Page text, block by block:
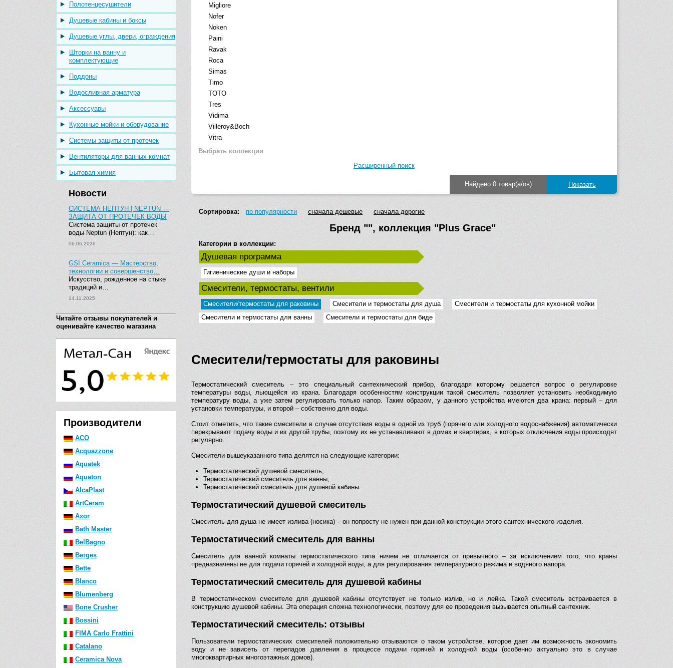
Полотенцесушители
Душевые кабины и боксы
Душевые углы, двери, ограждения
Шторки на ванну и
комплектующие
Поддоны
Водосливная арматура
Аксессуары
Кухонные мойки и оборудование
Системы защиты от протечек
Вентиляторы для ванных комнат
Бытовая химия
Новости
СИСТЕМА НЕПТУН | NEPTUN —
ЗАЩИТА ОТ ПРОТЕЧЕК ВОДЫ
Система защиты от протечек
воды Neptun (Нептун): как…
06.06.2026
GSI Ceramica — Мастерство,
технологии и совершенство…
Искусство, рожденное на стыке
традиций и…
14.11.2025
Читайте отзывы покупателей и
оценивайте качество магазина
Производители
ACO
Acquazzone
Aquatek
Aquaton
AlcaPlast
ArtCeram
Axor
Bath Master
BelBagno
Berges
Bette
Blanco
Blumenberg
Bone Crusher
Bossini
FIMA Carlo Frattini
Catalano
Ceramica Nova
Migliore
Nofer
Noken
Paini
Ravak
Roca
Simas
Timo
TOTO
Tres
Vidima
Villeroy&Boch
Vitra
Выбрать коллекции
Расширенный поиск
Найдено 0 товар(а/ов)
Сортировка: по популярности сначала дешевые сначала дорогие
Бренд "", коллекция "Plus Grace"
Категории в коллекции:
Душевая программа
Гигиенические души и наборы
Смесители, термостаты, вентили
Смесители/термостаты для раковины Смесители и термостаты для душа
Смесители и термостаты для кухонной мойки
Смесители и термостаты для ванны
Смесители и термостаты для биде
Смесители/термостаты для раковины
Термостатический смеситель – это специальный сантехнический прибор, благодаря которому решается вопрос о регулировке
температуры воды, льющейся из крана. Благодаря особенностям конструкции такой смеситель позволяет установить необходимую
температуру воды, а уже затем регулировать только напор. Таким образом, у данного устройства имеются два крана: первый – для
установки температуры, и второй – собственно для воды.
Стоит отметить, что такие смесители в случае отсутствия воды в одной из труб (горячего или холодного водоснабжения) автоматически
перекрывают подачу воды и из другой трубы, поэтому их не устанавливают в домах и квартирах, в которых отключения воды происходят
регулярно.
Смесители вышеуказанного типа делятся на следующие категории:
Термостатический душевой смеситель;
Термостатический смеситель для ванны;
Термостатический смеситель для душевой кабины.
Термостатический душевой смеситель
Смеситель для душа не имеет излива (носика) – он попросту не нужен при данной конструкции этого сантехнического изделия.
Термостатический смеситель для ванны
Смеситель для ванной комнаты термостатического типа ничем не отличается от привычного – за исключением того, что краны
предназначены не для подачи горячей и холодной воды, а для регулирования температурного режима и водяного напора.
Термостатический смеситель для душевой кабины
В термостатическом смесителе для душевой кабины отсутствует не только излив, но и лейка. Такой смеситель встраивается в
конструкцию душевой кабины. Эта операция сложна технологически, поэтому для ее проведения вызывается опытный сантехник.
Термостатический смеситель: отзывы
Пользователи термостатических смесителей положительно отзываются о таком устройстве, которое дает им возможность экономить
воду и не зависеть от перепадов давления в процессе подачи горячей и холодной воды (особенно актуально это в случае
многоквартирных многоэтажных домов).